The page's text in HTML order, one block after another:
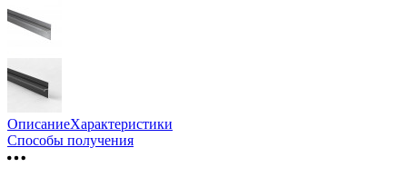
ОписаниеХарактеристики
Способы получения